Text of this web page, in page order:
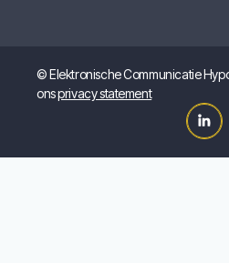
© Elektronische Communicatie
onsprivacy statement